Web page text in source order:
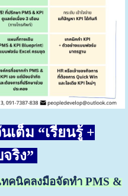
เต็ม “เรียนรู้ +
ริง”
คนิคลงมือจัดทำ PMS &